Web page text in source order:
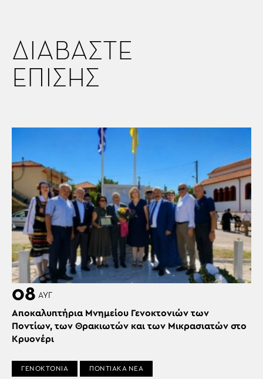
ΔΙΑΒΑΣΤΕ
ΕΠΙΣΗΣ
08 ΑΥΓ
Αποκαλυπτήρια Μνημείου Γενοκτονιών των
Ποντίων, των Θρακιωτών και των Μικρασιατών στο
Κρυονέρι
ΓΕΝΟΚΤΟΝΙΑ ΠΟΝΤΙΑΚΑ ΝΕΑ